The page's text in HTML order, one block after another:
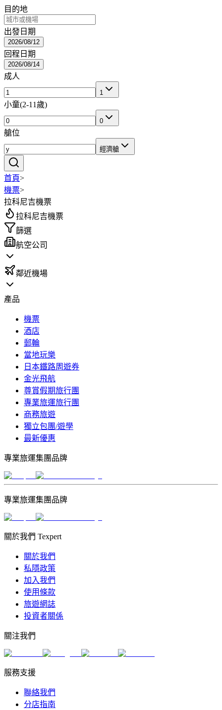
目的地
出發日期
2026/08/12
回程日期
2026/08/14
成人
1
小童(2-11歲)
0
艙位
經濟艙
首頁>
機票>
拉科尼吉機票
拉科尼吉機票
篩選
航空公司
鄰近機場
產品
機票
酒店
郵輪
當地玩樂
日本鐵路周遊券
金光飛航
尊賞假期旅行團
專業旅運旅行團
商務旅遊
獨立包團/遊學
最新優惠
專業旅運集團品牌
專業旅運集團品牌
關於我們 Texpert
關於我們
私隱政策
加入我們
使用條款
旅遊網誌
投資者關係
關注我們
服務支援
聯絡我們
分店指南